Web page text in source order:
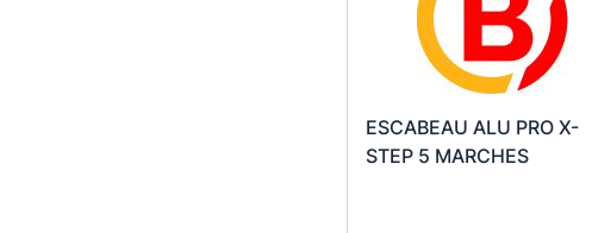
ESCABEAU ALU PRO X-
STEP 5 MARCHES